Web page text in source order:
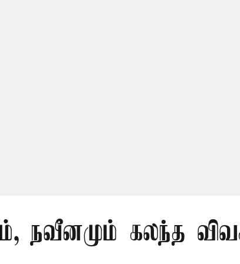
நவீனமும் கலந்த